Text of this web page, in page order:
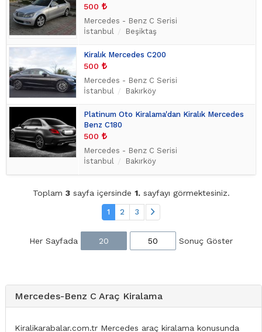
500
Mercedes - Benz C Serisi
İstanbul
Beşiktaş
Kiralık Mercedes C200
500
Mercedes - Benz C Serisi
İstanbul
Bakırköy
Platinum Oto Kiralama'dan Kiralık Mercedes
Benz C180
500
Mercedes - Benz C Serisi
İstanbul
Bakırköy
Toplam 3sayfa içersinde 1.sayfayı görmektesiniz.
1 2 3
Her Sayfada 20 50 Sonuç Göster
Mercedes-Benz C Araç Kiralama
Kiralikarabalar.com.tr Mercedes araç kiralama konusunda